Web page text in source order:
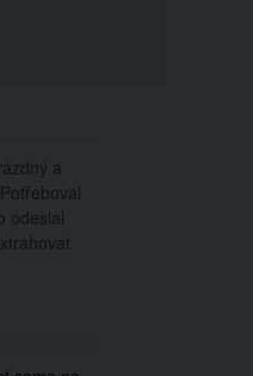
a
odeslal